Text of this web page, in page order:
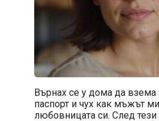
Върнах се у дома да взема
паспорт и чух как мъжът
любовницата си. След